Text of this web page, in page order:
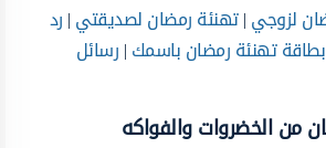
لزوجي|تهنئة رمضان لصديقتي|رد
بطاقة تهنئة رمضان باسمك|رسائل
من الخضروات والفواكه